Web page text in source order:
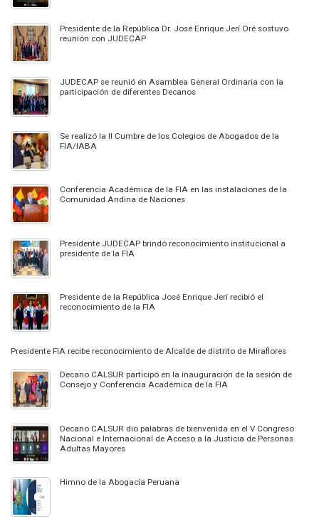
Presidente de la República Dr. José Enrique Jerí Oré sostuvo
reunión con JUDECAP
JUDECAP se reunió en Asamblea General Ordinaria con la
participación de diferentes Decanos
Se realizó la II Cumbre de los Colegios de Abogados de la
FIA/IABA
Conferencia Académica de la FIA en las instalaciones de la
Comunidad Andina de Naciones
Presidente JUDECAP brindó reconocimiento institucional a
presidente de la FIA
Presidente de la República José Enrique Jerí recibió el
reconocimiento de la FIA
Presidente FIA recibe reconocimiento de Alcalde de distrito de Miraflores
Decano CALSUR participó en la inauguración de la sesión de
Consejo y Conferencia Académica de la FIA
Decano CALSUR dio palabras de bienvenida en el V Congreso
Nacional e Internacional de Acceso a la Justicia de Personas
Adultas Mayores
Himno de la Abogacía Peruana